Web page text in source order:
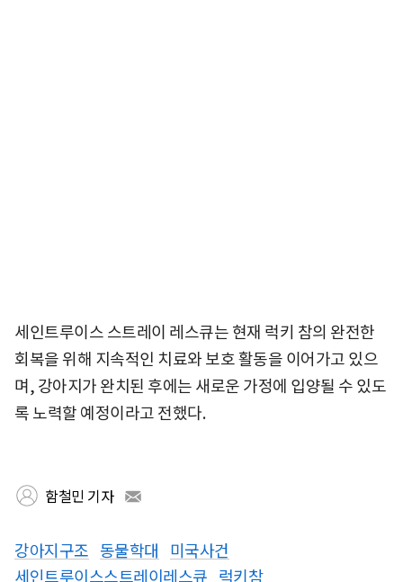
세인트루이스 스트레이 레스큐는 현재 럭키 참의 완전한
회복을 위해 지속적인 치료와 보호 활동을 이어가고 있으
며, 강아지가 완치된 후에는 새로운 가정에 입양될 수 있도
록 노력할 예정이라고 전했다.
함철민 기자
강아지구조 동물학대 미국사건
세인트루이스스트레이레스큐 럭키참